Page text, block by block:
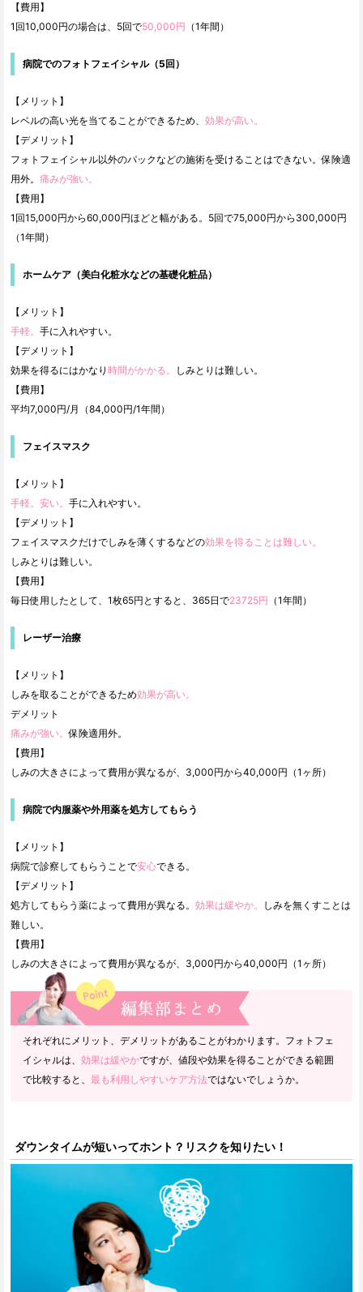
【費用】
1回10,000円の場合は、5回で50,000円 （1年間）
病院でのフォトフェイシャル（5回）
【メリット】
レベルの高い光を当てることができるため、 効果が高い。
【デメリット】
フォトフェイシャル以外のパックなどの施術を受けることはできない。保険適
用外。 痛みが強い。
【費用】
1回15,000円から60,000円ほどと幅がある。5回で75,000円から300,000円
（1年間）
ホームケア（美白化粧水などの基礎化粧品）
【メリット】
手軽。 手に入れやすい。
【デメリット】
効果を得るにはかなり 時間がかかる。
しみとりは難しい。
【費用】
平均7,000円/月（84,000円/1年間）
フェイスマスク
【メリット】
手軽。安い。 手に入れやすい。
【デメリット】
フェイスマスクだけでしみを薄くするなどの効果を得ることは難しい。
しみとりは難しい。
【費用】
毎日使用したとして、1枚65円とすると、365日で23725円 （1年間）
レーザー治療
【メリット】
しみを取ることができるため効果が高い。
デメリット
痛みが強い。保険適用外。
【費用】
しみの大きさによって費用が異なるが、3,000円から40,000円（1ヶ所）
病院で内服薬や外用薬を処方してもらう
【メリット】
病院で診察してもらうことで安心できる。
【デメリット】
処方してもらう薬によって費用が異なる。 効果は緩やか。
しみを無くすことは
難しい。
【費用】
しみの大きさによって費用が異なるが、3,000円から40,000円（1ヶ所）
それぞれにメリット、デメリットがあることがわかります。フォトフェ
イシャルは、 効果は緩やかですが、値段や効果を得ることができる範囲
で比較すると、 最も利用しやすいケア方法ではないでしょうか。
ダウンタイムが短いってホント？リスクを知りたい！